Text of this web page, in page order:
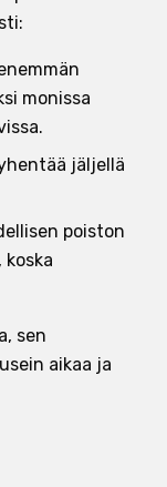
monissa
jäljellä
poiston
koska
sen
aikaa ja